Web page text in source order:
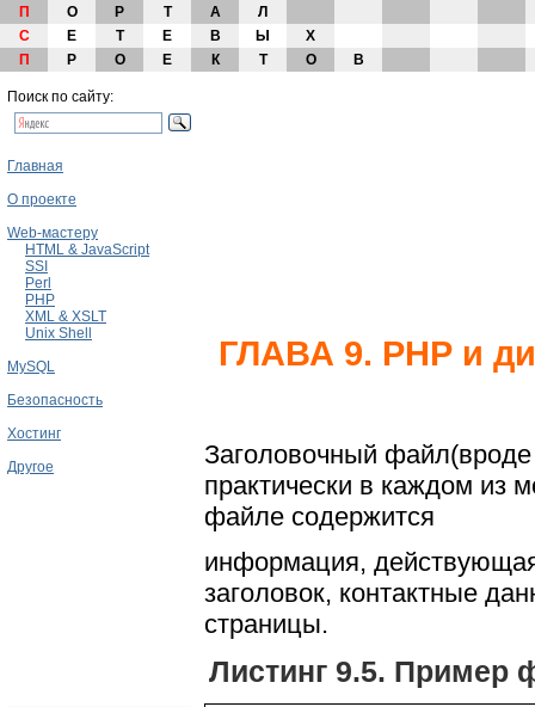
П О Р Т А
Л
С
Е Т Е В Ы
Х
П
Р О Е К Т О В
Поиск по сайту:
Главная
О проекте
Web-мастеру
HTML & JavaScript
SSI
Perl
PHP
XML & XSLT
Unix Shell
MySQL
Безопасность
Хостинг
Другое
ГЛАВА 9. РНР и
Заголовочный файл(вроде
практически в каждом из
файле содержится
информация,
заголовок, контактные
страницы.
Листинг 9.5. Пример